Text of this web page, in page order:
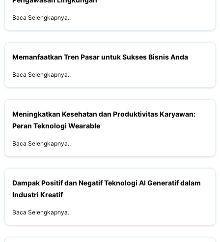
Baca Selengkapnya..
Memanfaatkan Tren Pasar untuk Sukses Bisnis Anda
Baca Selengkapnya..
Meningkatkan Kesehatan dan Produktivitas Karyawan:
Peran Teknologi Wearable
Baca Selengkapnya..
Dampak Positif dan Negatif Teknologi AI Generatif dalam
Industri Kreatif
Baca Selengkapnya..